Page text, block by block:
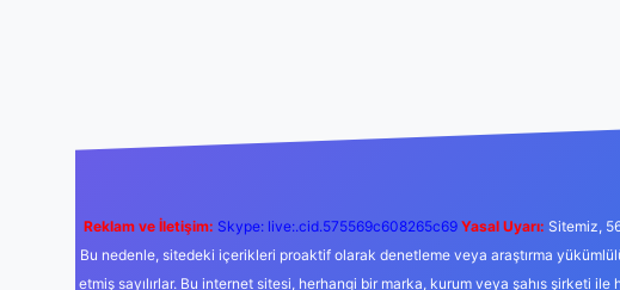
Reklam ve İletişim: Skype: live:.cid.575569c608265c69 Yasal Uyarı: Sitemiz,
Bu nedenle, sitedeki içerikleri proaktif olarak denetleme veya araştırma
etmiş sayılırlar. Bu internet sitesi, herhangi bir marka, kurum veya şahıs şirketi